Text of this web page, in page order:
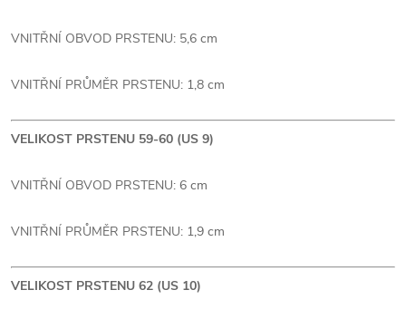
VNITŘNÍ OBVOD PRSTENU: 5,6 cm
VNITŘNÍ PRŮMĚR PRSTENU: 1,8 cm
VELIKOST PRSTENU 59-60 (US 9)
VNITŘNÍ OBVOD PRSTENU: 6 cm
VNITŘNÍ PRŮMĚR PRSTENU: 1,9 cm
VELIKOST PRSTENU 62 (US 10)